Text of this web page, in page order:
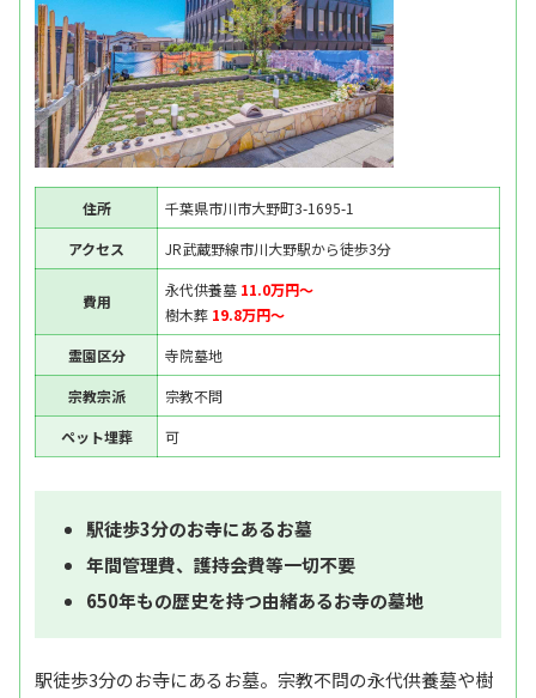
住所
千葉県市川市大野町3-1695-1
アクセス
JR武蔵野線市川大野駅から徒歩3分
費用
永代供養墓 11.0万円〜
樹木葬 19.8万円〜
霊園区分
寺院墓地
宗教宗派
宗教不問
ペット埋葬
可
駅徒歩3分のお寺にあるお墓
年間管理費、護持会費等一切不要
650年もの歴史を持つ由緒あるお寺の墓地
駅徒歩3分のお寺にあるお墓。宗教不問の永代供養墓や樹